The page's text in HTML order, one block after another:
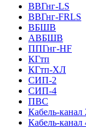
ВВГнг-LS
ВВГнг-FRLS
ВБШВ
АВБШВ
ППГнг-HF
КГтп
КГтп-ХЛ
СИП-2
СИП-4
ПВС
Кабель-канал
Кабель-канал